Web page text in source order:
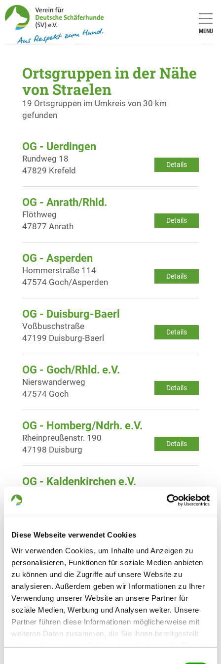
Diese Webseite verwendet Cookies
Wir verwenden Cookies, um Inhalte und Anzeigen zu
personalisieren, Funktionen für soziale Medien anbieten
zu können und die Zugriffe auf unsere Website zu
analysieren. Außerdem geben wir Informationen zu Ihrer
Verwendung unserer Website an unsere Partner für
soziale Medien, Werbung und Analysen weiter. Unsere
Partner führen diese Informationen möglicherweise mit
weiteren Daten zusammen, die Sie ihnen bereitgestellt
haben oder die sie im Rahmen Ihrer Nutzung der Dienste
MENU
Ortsgruppen in der Nähe
von Straelen
19 Ortsgruppen im Umkreis von 30 km
gefunden
OG - Uerdingen
Details
Rundweg 18
47829 Krefeld
OG - Anrath/Rhld.
Details
Flöthweg
47877 Anrath
OG - Asperden
Details
Hommerstraße 114
47574 Goch/Asperden
OG - Duisburg-Baerl
Details
Voßbuschstraße
47199 Duisburg-Baerl
OG - Goch/Rhld. e.V.
Details
Nierswanderweg
47574 Goch
OG - Homberg/Ndrh. e.V.
Details
Rheinpreußenstr. 190
47198 Duisburg
OG - Kaldenkirchen e.V.
Details
OG - Krefeld
Details
Heinrich-Malina-Straße 92
47809 Krefeld-Oppum
OG - Krefeld-Fischeln
Details
Bacherstr. 60
47807 Krefeld
OG - Mönchengladbach